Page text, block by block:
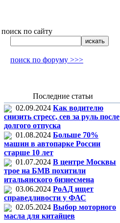
поиск по сайту
поиск по форуму >>>
Последние статьи
02.09.2024 Как водителю
снизить стресс, сев за руль после
долгого отпуска
01.08.2024 Больше 70%
машин в автопарке России
старше 10 лет
01.07.2024 В центре Москвы
трое на БМВ похитили
итальянского бизнесмена
03.06.2024 РоАД ищет
справедливости у ФАС
02.05.2024 Выбор моторного
масла для китайцев